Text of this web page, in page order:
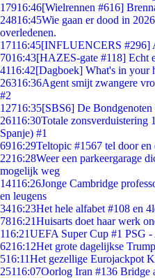
17916:46[Wielrennen #616]
24816:45Wie gaan er dood in
overledenen.
17116:45[INFLUENCERS #296]
7016:43[HAZES-gate #118] Echt
4116:42[Dagboek] What's in your
26316:36Agent smijt zwangere
#2
12716:35[SBS6] De
26116:30Totale zonsverduistering
Spanje) #1
6916:29Teltopic #1567 tel door en
2216:28Weer een parkeergarage
mogelijk weg
14116:26Jonge Cambridge
en leugens
3416:23Het hele alfabet #108 en
7816:21Huisarts doet haar werk
116:21UEFA Super Cup #1 PSG
6216:12Het grote dagelijkse
516:11Het gezellige Eurojackpot
25116:07Oorlog Iran #136 Bridge